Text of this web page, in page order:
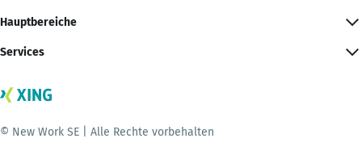
Hauptbereiche
Services
© New Work SE | Alle Rechte vorbehalten